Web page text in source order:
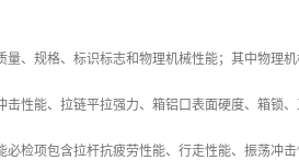
量、规格、标识标志和物理机械性能；其中物理
击性能、拉链平拉强力、箱铝口表面硬度、箱锁
必检项包含拉杆抗疲劳性能、行走性能、振荡冲